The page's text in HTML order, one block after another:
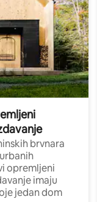
brvnara
opremljeni
imaju
jedan dom